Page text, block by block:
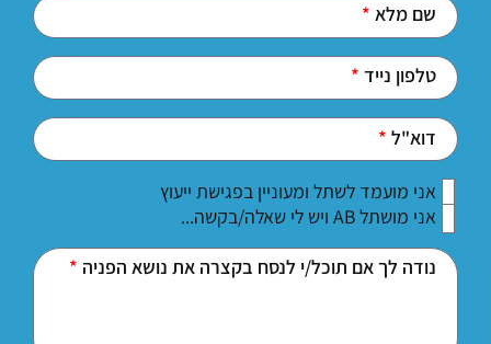
שם מלא
טלפון נייד
דוא"ל
אני מועמד לשתל ומעוניין בפגישת ייעוץ
אני מושתל AB ויש לי שאלה/בקשה...
נודה לך אם תוכל/י לנסח בקצרה את נושא הפניה